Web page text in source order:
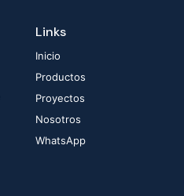
Links
Inicio
Productos
Proyectos
Nosotros
WhatsApp